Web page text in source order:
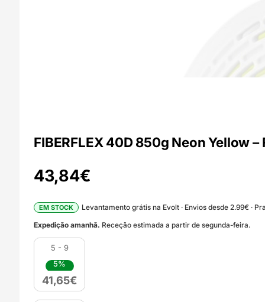
FIBERFLEX 40D 850g Neon Yellow
43,84€
EM STOCK
Levantamento grátis na Evolt · Envios desde 2.99€ ·
Expedição amanhã. Receção estimada a partir de segunda-feira.
5 - 9
5%
41,65€